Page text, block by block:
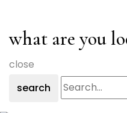
what are you
close
search